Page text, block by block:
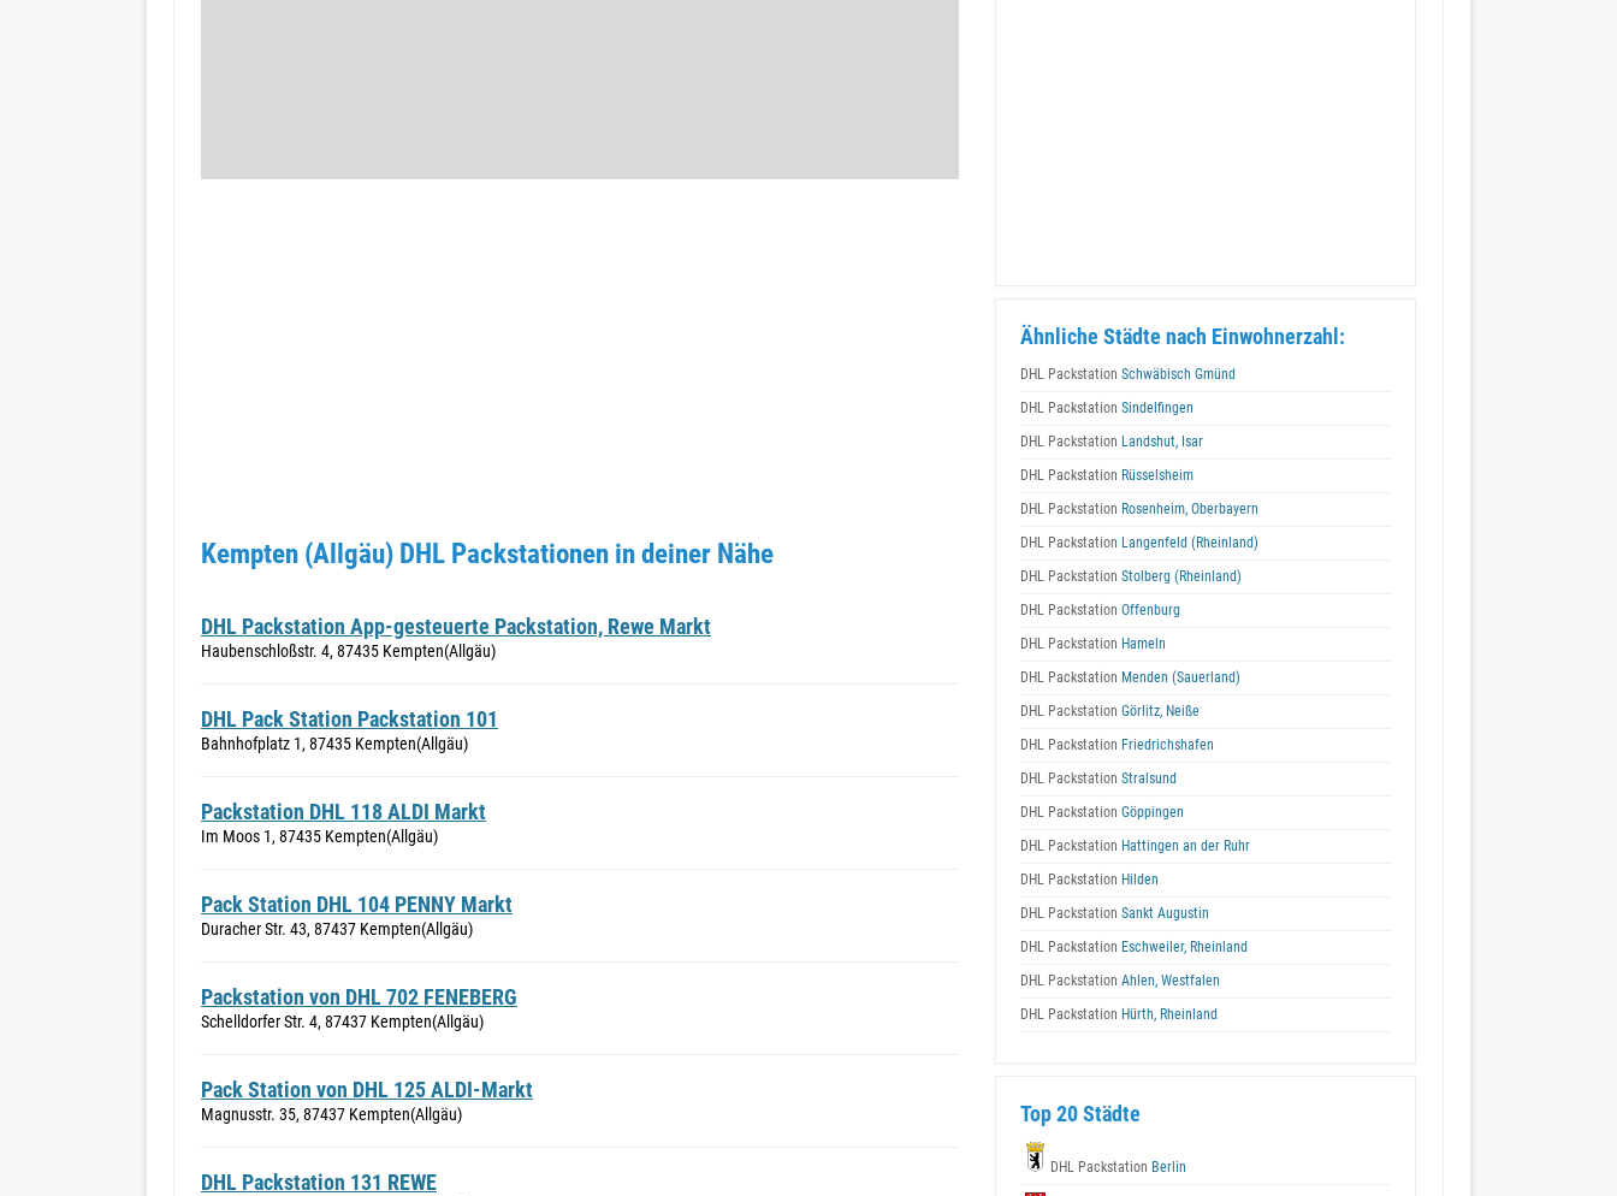
Kempten (Allgäu) DHL Packstationen in deiner Nähe
DHL Packstation App-gesteuerte Packstation, Rewe Markt
Haubenschloßstr. 4, 87435 Kempten(Allgäu)
DHL Pack Station Packstation 101
Bahnhofplatz 1, 87435 Kempten(Allgäu)
Packstation DHL 118 ALDI Markt
Im Moos 1, 87435 Kempten(Allgäu)
Pack Station DHL 104 PENNY Markt
Duracher Str. 43, 87437 Kempten(Allgäu)
Packstation von DHL 702 FENEBERG
Schelldorfer Str. 4, 87437 Kempten(Allgäu)
Pack Station von DHL 125 ALDI-Markt
Magnusstr. 35, 87437 Kempten(Allgäu)
DHL Packstation 131 REWE
Ähnliche Städte nach Einwohnerzahl:
DHL Packstation Schwäbisch Gmünd
DHL Packstation Sindelfingen
DHL Packstation Landshut, Isar
DHL Packstation Rüsselsheim
DHL Packstation Rosenheim, Oberbayern
DHL Packstation Langenfeld (Rheinland)
DHL Packstation Stolberg (Rheinland)
DHL Packstation Offenburg
DHL Packstation Hameln
DHL Packstation Menden (Sauerland)
DHL Packstation Görlitz, Neiße
DHL Packstation Friedrichshafen
DHL Packstation Stralsund
DHL Packstation Göppingen
DHL Packstation Hattingen an der Ruhr
DHL Packstation Hilden
DHL Packstation Sankt Augustin
DHL Packstation Eschweiler, Rheinland
DHL Packstation Ahlen, Westfalen
DHL Packstation Hürth, Rheinland
Top 20 Städte
DHL Packstation Berlin